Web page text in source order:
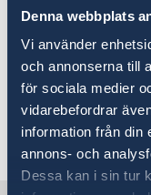
Denna webbplats
Vi använder
och annonserna till
för sociala medier
vidarebefordrar
information från din
annons- och
Dessa kan i sin tur
Powódź -
Pożarnej we
(www.gov.pl)
Senast